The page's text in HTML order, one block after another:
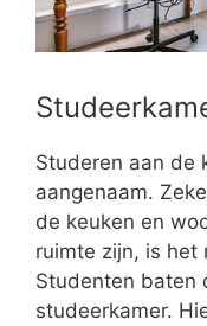
Studeren aan de
aangenaam.
de keuken en
ruimte zijn, is het
Studenten baten
studeerkamer.